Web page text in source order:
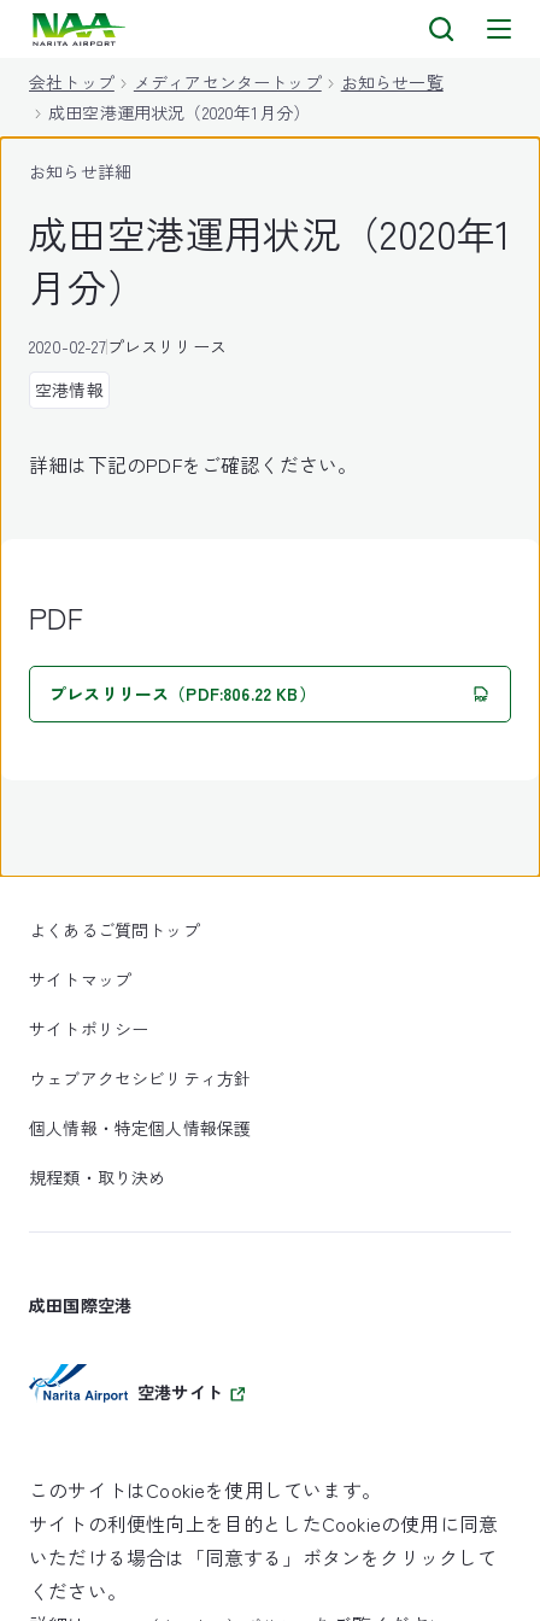
会社トップ メディアセンタートップ
お知らせ一覧
成田空港運用状況（2020年1月分）
お知らせ詳細
成田空港運用状況（2020年1
月分）
2020-02-27プレスリリース
空港情報
詳細は下記のPDFをご確認ください。
PDF
プレスリリース（PDF:806.22 KB）
よくあるご質問トップ
サイトマップ
サイトポリシー
ウェブアクセシビリティ方針
個人情報・特定個人情報保護
規程類・取り決め
成田国際空港
空港サイト
SKYTRAX
5スターエアポート
このサイトはCookieを使用しています。
サイトの利便性向上を目的としたCookieの使用に同意
いただける場合は「同意する」ボタンをクリックして
ください。